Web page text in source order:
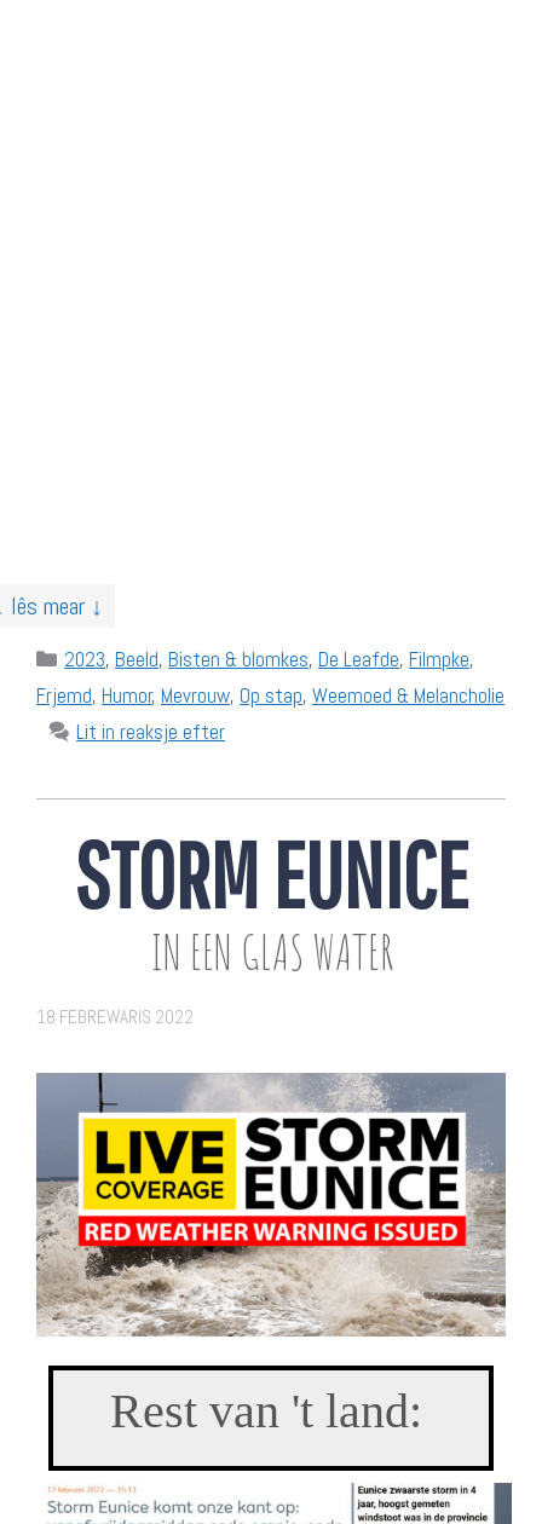
lês mear ↓
Categories
2023, Beeld, Bisten & blomkes, De Leafde, Filmpke,
Frjemd, Humor, Mevrouw, Op stap, Weemoed & Melancholie
Lit in reaksje efter
STORM EUNICE
IN EEN GLAS WATER
18 FEBREWARIS 2022
Rest van 't land: